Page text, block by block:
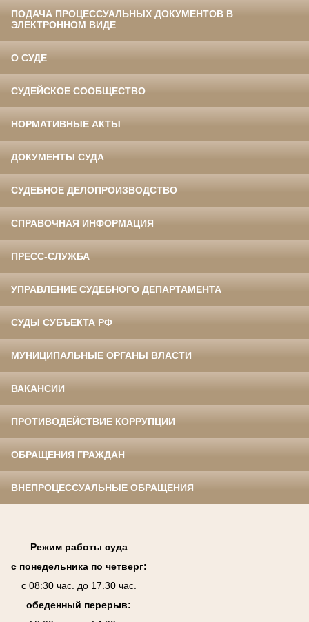
ПОДАЧА ПРОЦЕССУАЛЬНЫХ ДОКУМЕНТОВ В
ЭЛЕКТРОННОМ ВИДЕ
О СУДЕ
СУДЕЙСКОЕ СООБЩЕСТВО
НОРМАТИВНЫЕ АКТЫ
ДОКУМЕНТЫ СУДА
СУДЕБНОЕ ДЕЛОПРОИЗВОДСТВО
СПРАВОЧНАЯ ИНФОРМАЦИЯ
ПРЕСС-СЛУЖБА
УПРАВЛЕНИЕ СУДЕБНОГО ДЕПАРТАМЕНТА
СУДЫ СУБЪЕКТА РФ
МУНИЦИПАЛЬНЫЕ ОРГАНЫ ВЛАСТИ
ВАКАНСИИ
ПРОТИВОДЕЙСТВИЕ КОРРУПЦИИ
ОБРАЩЕНИЯ ГРАЖДАН
ВНЕПРОЦЕССУАЛЬНЫЕ ОБРАЩЕНИЯ
Режим работы суда
с понедельника по четверг:
с 08:30 час. до 17.30 час.
обеденный перерыв: